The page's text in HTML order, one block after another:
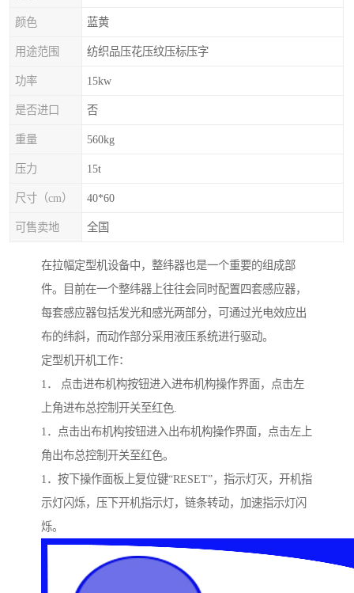
颜色 蓝黄
用途范围 纺织品压花压纹压标压字
功率 15kw
是否进口 否
重量 560kg
压力 15t
尺寸（cm） 40*60
可售卖地 全国
在拉幅定型机设备中，整纬器也是一个重要的组成部
件。目前在一个整纬器上往往会同时配置四套感应器，
每套感应器包括发光和感光两部分，可通过光电效应出
布的纬斜，而动作部分采用液压系统进行驱动。
定型机开机工作：
1． 点击进布机构按钮进入进布机构操作界面，点击左
上角进布总控制开关至红色.
1．点击出布机构按钮进入出布机构操作界面，点击左上
角出布总控制开关至红色。
1．按下操作面板上复位键“RESET”，指示灯灭，开机指
示灯闪烁，压下开机指示灯，链条转动，加速指示灯闪
烁。